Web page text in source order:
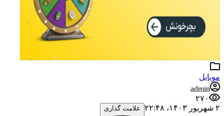
موبایل
admin
۲۷۰
۲ شهریور ۱۴۰۳،‏ ۲۲:۴۸
علامت گذاری